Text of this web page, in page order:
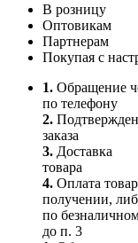
В розницу
Оптовикам
Партнерам
Покупая с
1. Обращение
по телефону
2.
заказа
3. Доставка
товара
4. Оплата
получении,
по
до п. 3